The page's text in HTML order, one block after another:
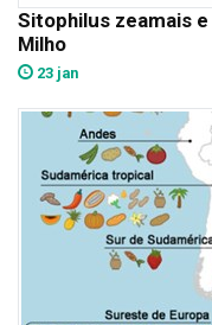
Sitophilus zeamais
Milho
23 jan